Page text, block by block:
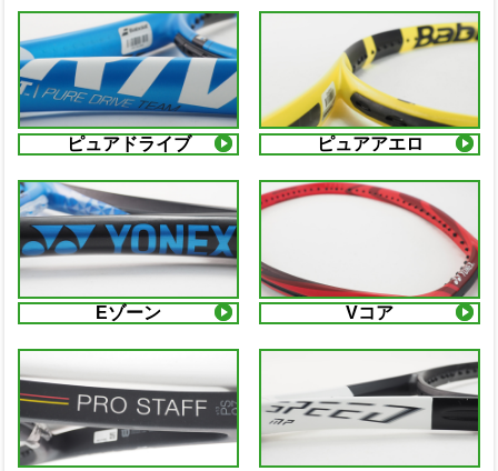
ピュアドライブ ピュアアエロ
Eゾーン Vコア